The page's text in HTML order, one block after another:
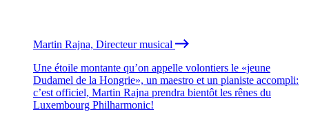
Martin Rajna, Directeur musical
Une étoile montante qu’on appelle volontiers le «jeune
Dudamel de la Hongrie», un maestro et un pianiste accompli:
c’est officiel, Martin Rajna prendra bientôt les rênes du
Luxembourg Philharmonic!